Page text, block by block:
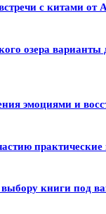
с китами от
озера варианты
эмоциями и
практические
выбору книги под